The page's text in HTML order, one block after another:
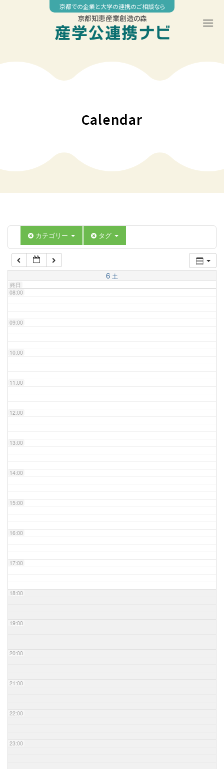
京都での企業と大学の連携のご相談なら
京都知恵産業創造の森
Calendar
カテゴリー タグ
6 土
終日
04:00
07:00
08:00
09:00
10:00
11:00
12:00
13:00
14:00
15:00
16:00
17:00
18:00
19:00
20:00
21:00
22:00
23:00